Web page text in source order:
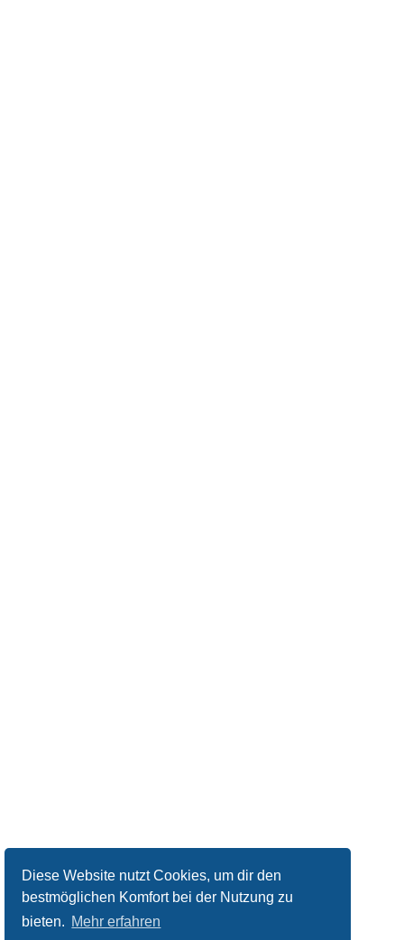
Diese Website nutzt Cookies, um dir den
bestmöglichen Komfort bei der Nutzung zu
bieten. Mehr erfahren